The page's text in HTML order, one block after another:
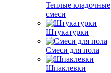
Теплые кладочные
смеси
Штукатурки
Смеси для пола
Шпаклевки